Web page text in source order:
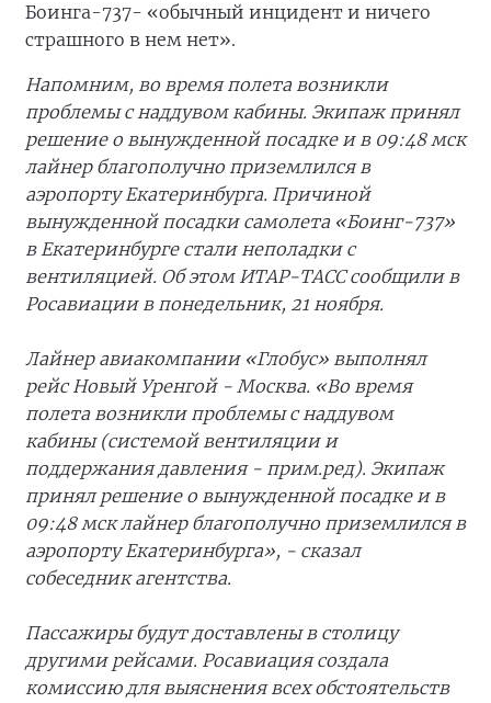
Боинга-737- «обычный инцидент и ничего
страшного в нем нет».
Напомним, во время полета возникли
проблемы с наддувом кабины. Экипаж принял
решение о вынужденной посадке и в 09:48 мск
лайнер благополучно приземлился в
аэропорту Екатеринбурга. Причиной
вынужденной посадки самолета «Боинг-737»
в Екатеринбурге стали неполадки с
вентиляцией. Об этом ИТАР-ТАСС сообщили в
Росавиации в понедельник, 21 ноября.
Лайнер авиакомпании «Глобус» выполнял
рейс Новый Уренгой - Москва. «Во время
полета возникли проблемы с наддувом
кабины (системой вентиляции и
поддержания давления - прим.ред). Экипаж
принял решение о вынужденной посадке и в
09:48 мск лайнер благополучно приземлился в
аэропорту Екатеринбурга», - сказал
собеседник агентства.
Пассажиры будут доставлены в столицу
другими рейсами. Росавиация создала
комиссию для выяснения всех обстоятельств